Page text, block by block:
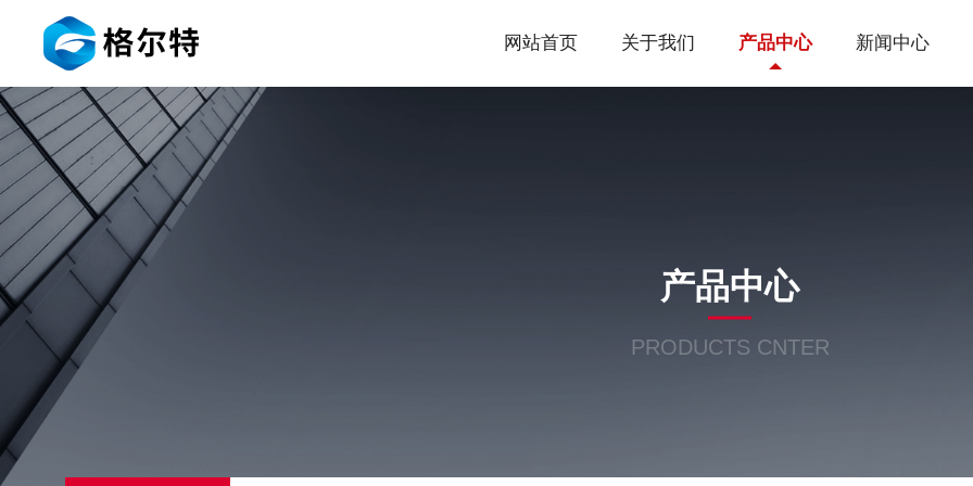
网站首页 关于我们 产品中心 新闻中心
产品中心
PRODUCTS CNTER